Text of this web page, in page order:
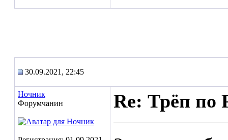
30.09.2021, 22:45
Ночник
Форумчанин
Re: Трёп по